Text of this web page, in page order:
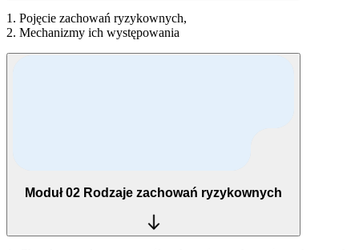
1. Pojęcie zachowań ryzykownych,
2. Mechanizmy ich występowania
Moduł 02 Rodzaje zachowań ryzykownych